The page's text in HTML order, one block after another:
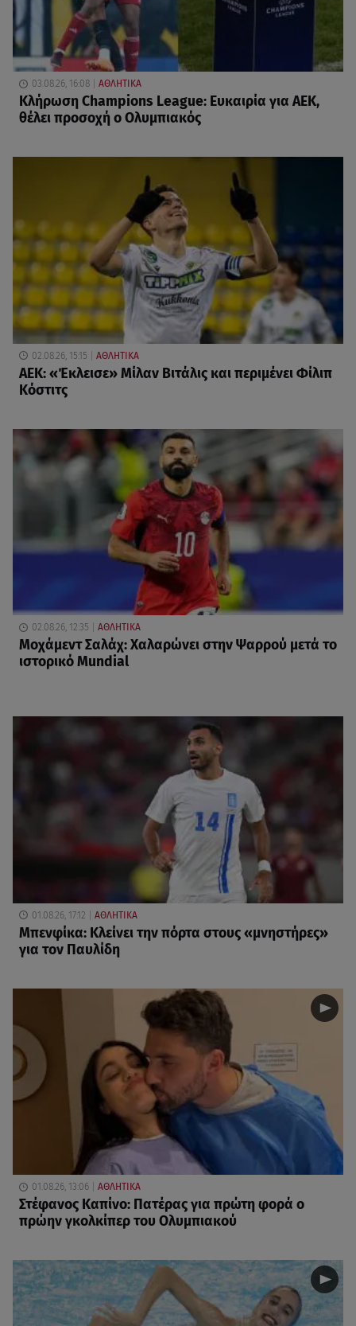
03.08.26, 16:08 ΑΘΛΗΤΙΚΑ
Κλήρωση Champions League: Ευκαιρία για ΑΕΚ,
θέλει προσοχή ο Ολυμπιακός
02.08.26, 15:15 ΑΘΛΗΤΙΚΑ
ΑΕΚ: «Έκλεισε» Μίλαν Βιτάλις και περιμένει Φίλιπ
Κόστιτς
02.08.26, 12:35 ΑΘΛΗΤΙΚΑ
Μοχάμεντ Σαλάχ: Χαλαρώνει στην Ψαρρού μετά το
ιστορικό Mundial
01.08.26, 17:12 ΑΘΛΗΤΙΚΑ
Μπενφίκα: Κλείνει την πόρτα στους «μνηστήρες»
για τον Παυλίδη
01.08.26, 13:06 ΑΘΛΗΤΙΚΑ
Στέφανος Καπίνο: Πατέρας για πρώτη φορά ο
πρώην γκολκίπερ του Ολυμπιακού